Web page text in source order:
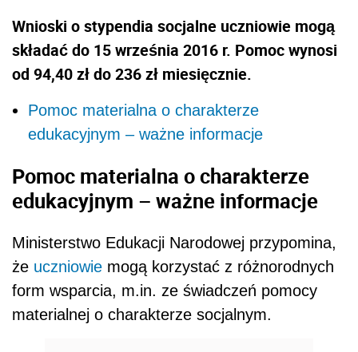
Wnioski o stypendia socjalne uczniowie mogą
składać do 15 września 2016 r. Pomoc wynosi
od 94,40 zł do 236 zł miesięcznie.
Pomoc materialna o charakterze
edukacyjnym – ważne informacje
Pomoc materialna o charakterze
edukacyjnym – ważne informacje
Ministerstwo Edukacji Narodowej przypomina,
że uczniowie mogą korzystać z różnorodnych
form wsparcia, m.in. ze świadczeń pomocy
materialnej o charakterze socjalnym.